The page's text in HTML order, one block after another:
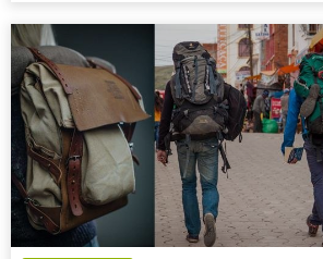
Shineray X-T...